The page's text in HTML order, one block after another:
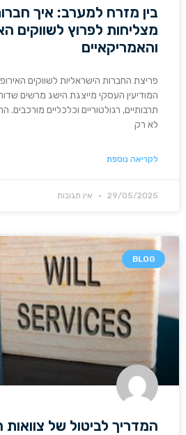
בין מזרח למערב: איך
מצליחות לפרוץ לשווקים
והאמריקאיים
פריצת החברות הישראליות לשווקים
המודיעין העסקי מייצגת הישג מרשים
תרבותיים, רגולטוריים וכלכליים מורכבים.
לא רק
לקריאה נוספת
29/05/2025 אין תגובות
BLOG
המדריך לביטול של צוואות